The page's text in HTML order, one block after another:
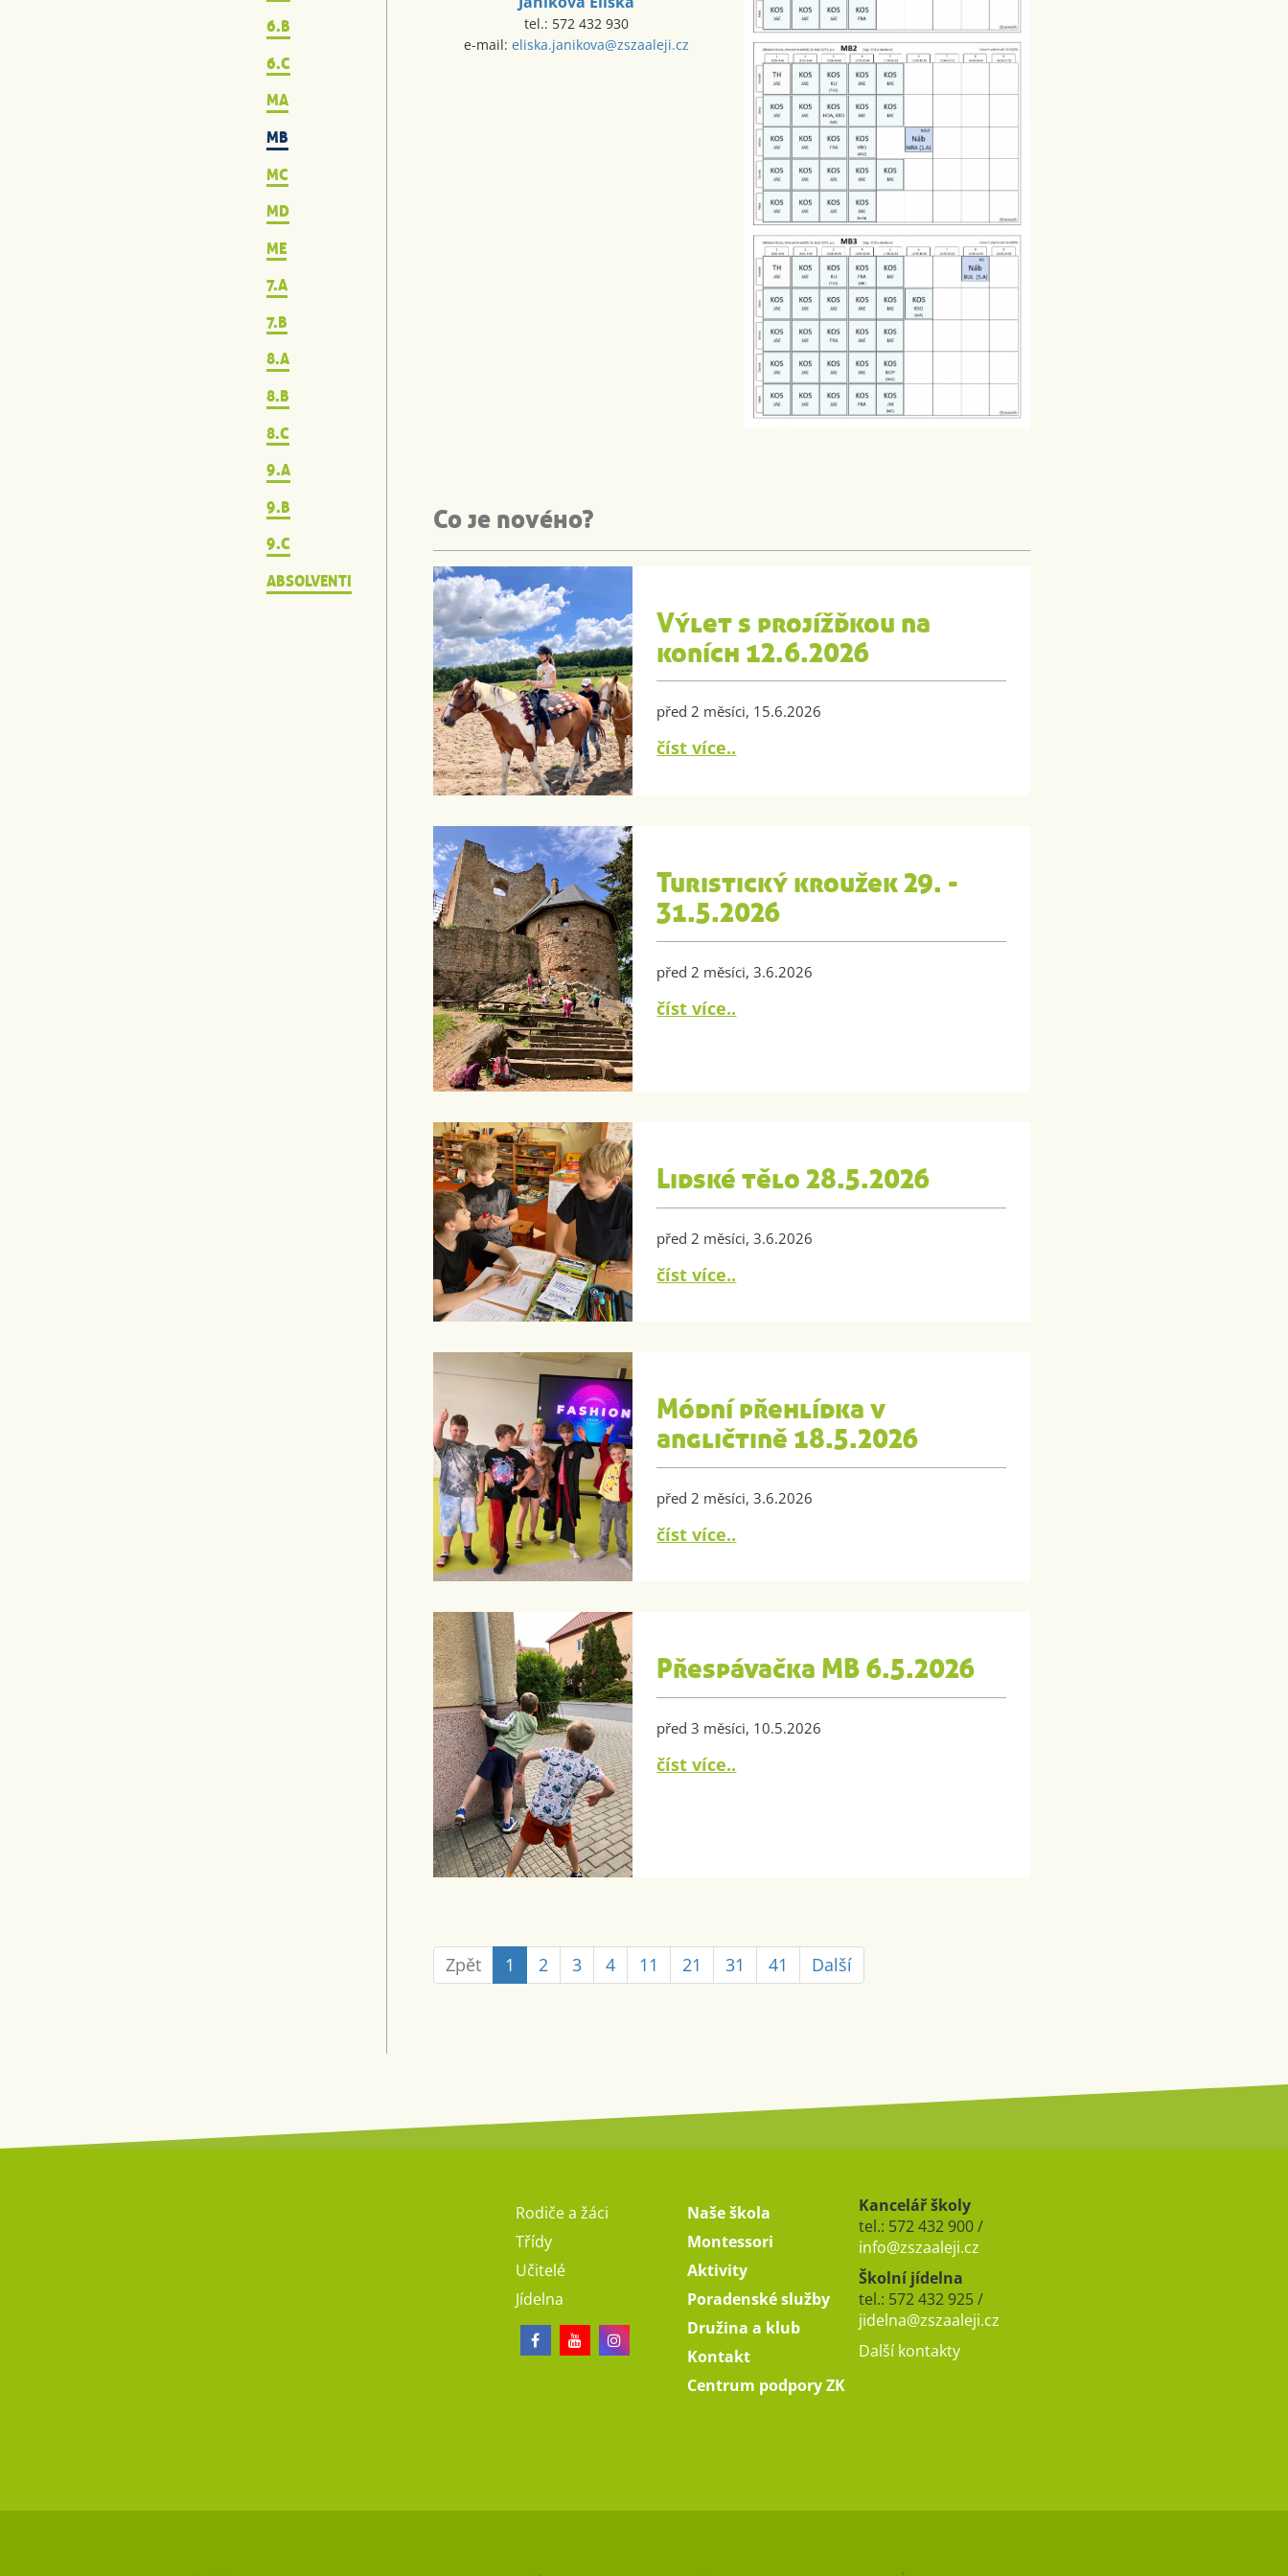
tel.: 572 432 930
e-mail:eliska.janikova@zszaaleji.cz
Co je nového?
Výlet s projížďkou na
koních 12.6.2026
před 2 měsíci, 15.6.2026
číst více..
Turistický kroužek 29. -
31.5.2026
před 2 měsíci, 3.6.2026
číst více..
Lidské tělo 28.5.2026
před 2 měsíci, 3.6.2026
číst více..
Módní přehlídka v
angličtině 18.5.2026
před 2 měsíci, 3.6.2026
číst více..
Přespávačka MB 6.5.2026
před 3 měsíci, 10.5.2026
číst více..
Zpět 1 2 3 4 11 21 31 41 Další
6.B
6.C
MA
MB
MC
MD
ME
7.A
7.B
8.A
8.B
8.C
9.A
9.B
9.C
ABSOLVENTI
Rodiče a žáci
Třídy
Učitelé
Jídelna
Naše škola
Montessori
Aktivity
Poradenské služby
Družina a klub
Kontakt
Centrum podpory ZK
Kancelář školy
tel.: 572 432 900 /
info@zszaaleji.cz
Školní jídelna
tel.: 572 432 925 /
jidelna@zszaaleji.cz
Další kontakty